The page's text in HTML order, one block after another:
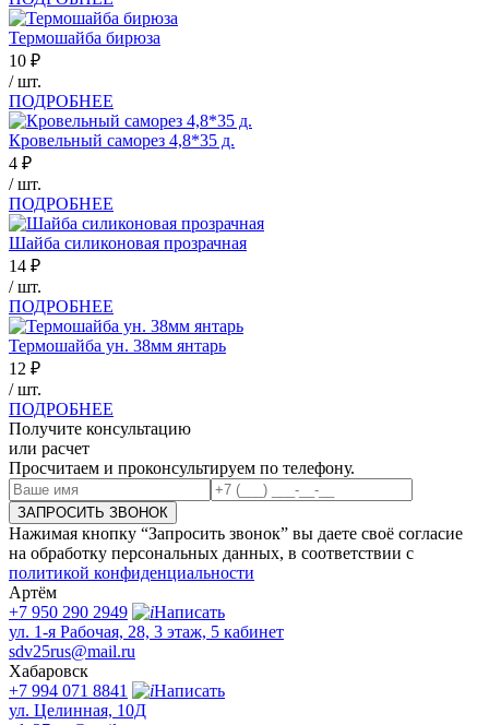
Термошайба бирюза
10 ₽
/ шт.
ПОДРОБНЕЕ
Кровельный саморез 4,8*35 д.
4 ₽
/ шт.
ПОДРОБНЕЕ
Шайба силиконовая прозрачная
14 ₽
/ шт.
ПОДРОБНЕЕ
Термошайба ун. 38мм янтарь
12 ₽
/ шт.
ПОДРОБНЕЕ
Получите консультацию
или расчет
Просчитаем и проконсультируем по телефону.
ЗАПРОСИТЬ ЗВОНОК
Нажимая кнопку “Запросить звонок” вы даете своё согласие
на обработку персональных данных, в соответствии с
политикой конфиденциальности
Артём
+7 950 290 2949
Написать
ул. 1-я Рабочая, 28, 3 этаж, 5 кабинет
sdv25rus@mail.ru
Хабаровск
+7 994 071 8841
Написать
ул. Целинная, 10Д